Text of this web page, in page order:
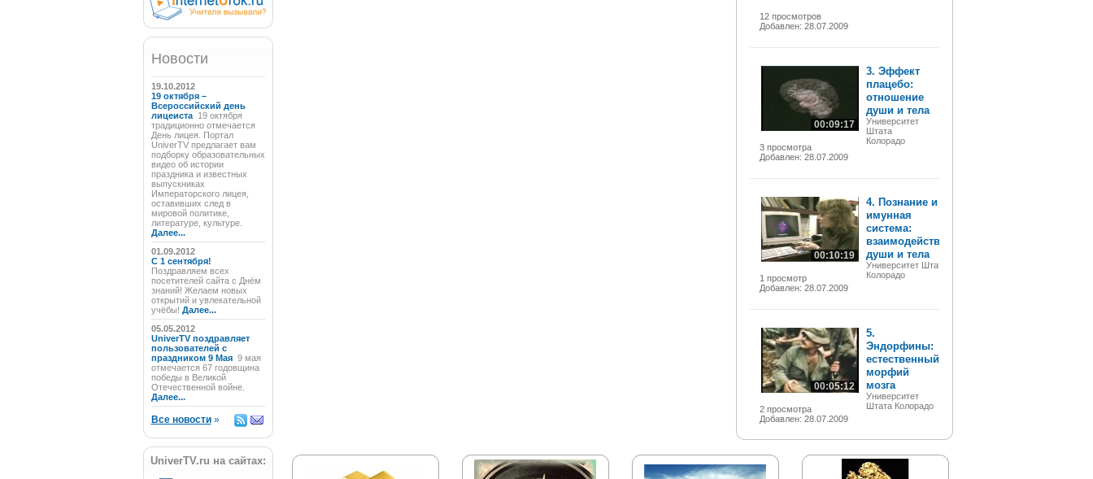
Новости
19.10.2012
19 октября –
Всероссийский день
лицеиста 19 октября
традиционно отмечается
День лицея. Портал
UniverTV предлагает вам
подборку образовательных
видео об истории
праздника и известных
выпускниках
Императорского лицея,
оставивших след в
мировой политике,
литературе, культуре.
Далее...
01.09.2012
C 1 сентября!
Поздравляем всех
посетителей сайта с Днём
знаний! Желаем новых
открытий и увлекательной
учёбы! Далее...
05.05.2012
UniverTV поздравляет
пользователей с
праздником 9 Мая 9 мая
отмечается 67 годовщина
победы в Великой
Отечественной войне.
Далее...
Все новости»
UniverTV.ru на сайтах:
12 просмотров
Добавлен: 28.07.2009
00:09:17
3 просмотра
Добавлен: 28.07.2009
3. Эффект
плацебо:
отношение
души и тела
Университет
Штата
Колорадо
00:10:19
1 просмотр
Добавлен: 28.07.2009
4. Познание и
имунная
система:
взаимодействие
души и тела
Университет Штата
Колорадо
00:05:12
2 просмотра
Добавлен: 28.07.2009
5.
Эндорфины:
естественный
морфий
мозга
Университет
Штата Колорадо